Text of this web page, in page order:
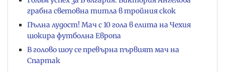
грабна световна титла в тройния скок
Пълна лудост! Мач с 10 гола в елита на Чехия
шокира футболна Европа
В голово шоу се превърна първият мач на
Спартак